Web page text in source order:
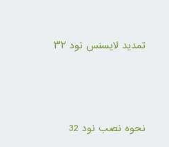
تمدید لایسنس نود ۳۲
نحوه نصب نود 32